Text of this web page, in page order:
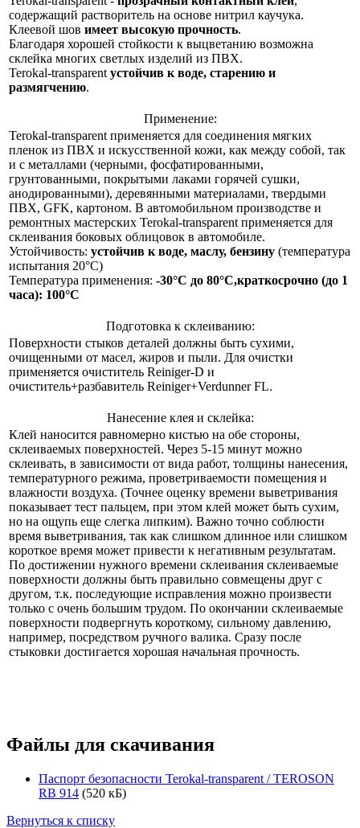
содержащий растворитель на основе нитрил каучука.
Клеевой шов имеет высокую прочность.
Благодаря хорошей стойкости к выцветанию возможна
склейка многих светлых изделий из ПВХ.
Terokal-transparent устойчив к воде, старению и
размягчению.
Применение:
Terokal-transparent применяется для соединения мягких
пленок из ПВХ и искусственной кожи, как между собой, так
и с металлами (черными, фосфатированными,
грунтованными, покрытыми лаками горячей сушки,
анодированными), деревянными материалами, твердыми
ПВХ, GFK, картоном. В автомобильном производстве и
ремонтных мастерских Terokal-transparent применяется для
склеивания боковых облицовок в автомобиле.
Устойчивость: устойчив к воде, маслу, бензину (температура
испытания 20°C)
Температура применения: -30°C до 80°C,краткосрочно (до 1
часа): 100°C
Подготовка к склеиванию:
Поверхности стыков деталей должны быть сухими,
очищенными от масел, жиров и пыли. Для очистки
применяется очиститель Reiniger-D и
очиститель+разбавитель Reiniger+Verdunner FL.
Нанесение клея и склейка:
Клей наносится равномерно кистью на обе стороны,
склеиваемых поверхностей. Через 5-15 минут можно
склеивать, в зависимости от вида работ, толщины нанесения,
температурного режима, проветриваемости помещения и
влажности воздуха. (Точнее оценку времени выветривания
показывает тест пальцем, при этом клей может быть сухим,
но на ощупь еще слегка липким). Важно точно соблюсти
время выветривания, так как слишком длинное или слишком
короткое время может привести к негативным результатам.
По достижении нужного времени склеивания склеиваемые
поверхности должны быть правильно совмещены друг с
другом, т.к. последующие исправления можно произвести
только с очень большим трудом. По окончании склеиваемые
поверхности подвергнуть короткому, сильному давлению,
например, посредством ручного валика. Сразу после
стыковки достигается хорошая начальная прочность.
Файлы для скачивания
Паспорт безопасности Terokal-transparent / TEROSON
RB 914 (520 кБ)
Вернуться к списку